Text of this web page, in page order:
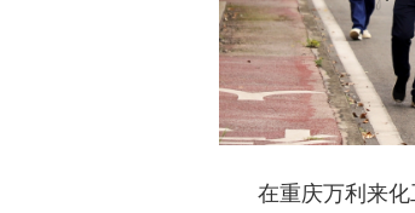
在重庆万利来